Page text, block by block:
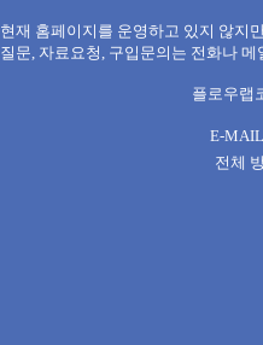
현재 홈페이지를 운영하고 있지 않지
질문, 자료요청, 구입문의는 전화나
플로우랩
E-
전체